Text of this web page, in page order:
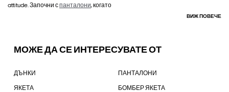
attitude. Започни спанталони, когато
ВИЖ ПОВЕЧЕ
МОЖЕ ДА СЕ ИНТЕРЕСУВАТЕ ОТ
ДЪНКИ ПАНТАЛОНИ
ЯКЕТА БОМБЕР ЯКЕТА